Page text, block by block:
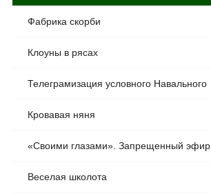
Фабрика скорби
Клоуны в рясах
Телеграмизация условного Навального
Кровавая няня
«Своими глазами». Запрещенный эфир
Веселая школота